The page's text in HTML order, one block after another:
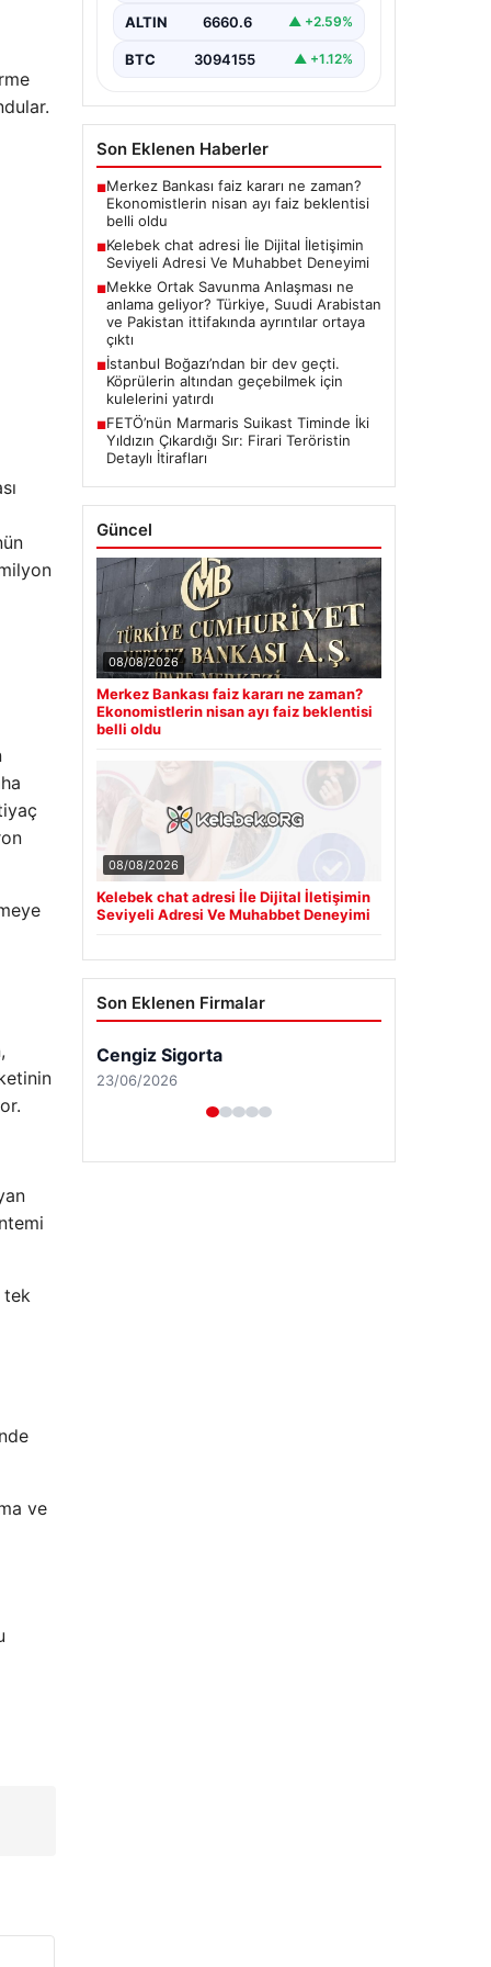
tek
ve
ifade etmektedir. Halen…
ALTIN 6660.6 ▲ +2.59%
BTC 3094155 ▲ +1.12%
Son Eklenen Haberler
■Merkez Bankası faiz kararı ne zaman?
Ekonomistlerin nisan ayı faiz beklentisi
belli oldu
■Kelebek chat adresi İle Dijital İletişimin
Seviyeli Adresi Ve Muhabbet Deneyimi
■Mekke Ortak Savunma Anlaşması ne
anlama geliyor? Türkiye, Suudi Arabistan
ve Pakistan ittifakında ayrıntılar ortaya
çıktı
■İstanbul Boğazı’ndan bir dev geçti.
Köprülerin altından geçebilmek için
kulelerini yatırdı
■FETÖ’nün Marmaris Suikast Timinde İki
Yıldızın Çıkardığı Sır: Firari Teröristin
Detaylı İtirafları
Güncel
08/08/2026
Merkez Bankası faiz kararı ne zaman?
Ekonomistlerin nisan ayı faiz beklentisi
belli oldu
08/08/2026
Kelebek chat adresi İle Dijital İletişimin
Seviyeli Adresi Ve Muhabbet Deneyimi
Son Eklenen Firmalar